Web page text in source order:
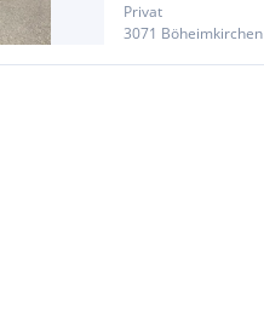
Privat
3071 Böheimkirchen